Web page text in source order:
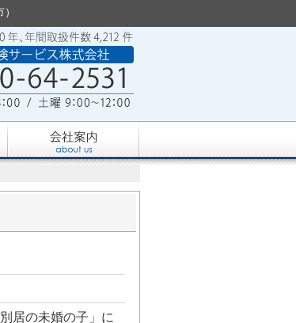
居の未婚の子」に